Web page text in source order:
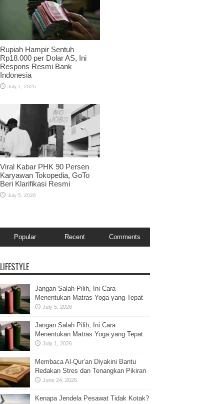
Rupiah Hampir Sentuh
Rp18.000 per Dolar AS, Ini
Respons Resmi Bank
Indonesia
July 7, 2026
Viral Kabar PHK 90 Persen
Karyawan Tokopedia, GoTo
Beri Klarifikasi Resmi
July 5, 2026
Popular Recent Comments
LIFESTYLE
Jangan Salah Pilih, Ini Cara
Menentukan Matras Yoga yang Tepat
July 5, 2026
Jangan Salah Pilih, Ini Cara
Menentukan Matras Yoga yang Tepat
July 1, 2026
Membaca Al-Qur’an Diyakini Bantu
Redakan Stres dan Tenangkan Pikiran
June 24, 2026
Kenapa Jendela Pesawat Tidak Kotak?